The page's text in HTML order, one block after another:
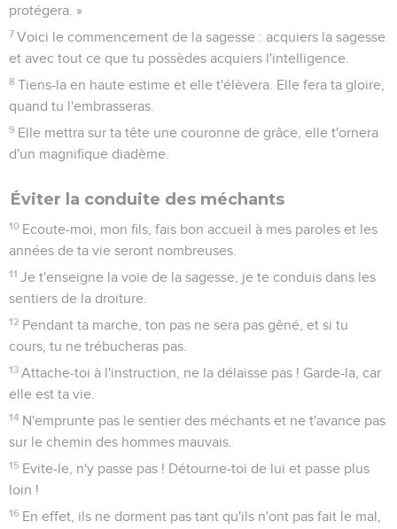
protégera. »
7 Voici le commencement de la sagesse : acquiers la sagesse
et avec tout ce que tu possèdes acquiers l'intelligence.
8 Tiens-la en haute estime et elle t'élèvera. Elle fera ta gloire,
quand tu l'embrasseras.
9 Elle mettra sur ta tête une couronne de grâce, elle t'ornera
d'un magnifique diadème.
Éviter la conduite des méchants
10 Ecoute-moi, mon fils, fais bon accueil à mes paroles et les
années de ta vie seront nombreuses.
11 Je t'enseigne la voie de la sagesse, je te conduis dans les
sentiers de la droiture.
12 Pendant ta marche, ton pas ne sera pas gêné, et si tu
cours, tu ne trébucheras pas.
13 Attache-toi à l'instruction, ne la délaisse pas ! Garde-la, car
elle est ta vie.
14 N'emprunte pas le sentier des méchants et ne t'avance pas
sur le chemin des hommes mauvais.
15 Evite-le, n'y passe pas ! Détourne-toi de lui et passe plus
loin !
16 En effet, ils ne dorment pas tant qu'ils n'ont pas fait le mal,